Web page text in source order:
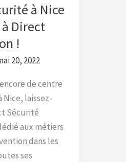
à Nice
Direct
!
20, 2022
de centre
laissez-
Sécurité
aux métiers
dans les
ses